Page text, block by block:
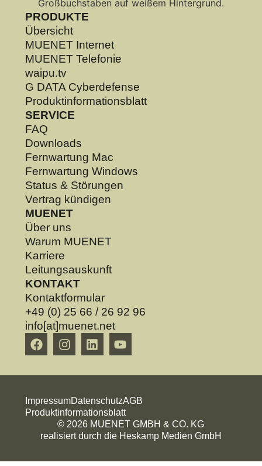
PRODUKTE
Übersicht
MUENET Internet
MUENET Telefonie
waipu.tv
G DATA Cyberdefense
Produktinformationsblatt
SERVICE
FAQ
Downloads
Fernwartung Mac
Fernwartung Windows
Status & Störungen
Vertrag kündigen
MUENET
Über uns
Warum MUENET
Karriere
Leitungsauskunft
KONTAKT
Kontaktformular
+49 (0) 25 66 / 26 92 96
info[at]muenet.net
ImpressumDatenschutzAGB
Produktinformationsblatt
© 2026 MUENET GMBH & CO. KG
realisiert durch die Heskamp Medien GmbH